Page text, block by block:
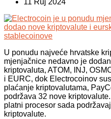
11 Ruj 2024
U ponudu najveće hrvatske
mjenjačnice nedavno je
kriptovaluta, ATOM, INJ,
i EURC, dok Electrocoinov
plaćanje kriptovalutama,
podržava 32 nove
platni procesor sada
kriptovalute.